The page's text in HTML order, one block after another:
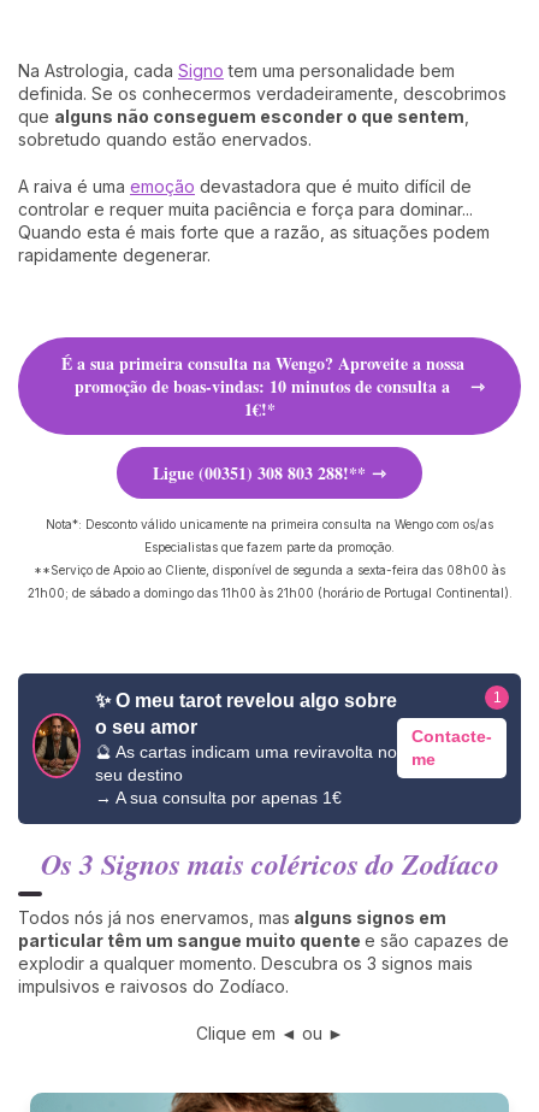
Na Astrologia, cada Signo tem uma personalidade bem
definida. Se os conhecermos verdadeiramente, descobrimos
que alguns não conseguem esconder o que sentem
sobretudo quando estão enervados.
A raiva é uma emoção devastadora que é muito difícil de
controlar e requer muita paciência e força para dominar...
Quando esta é mais forte que a razão, as situações podem
rapidamente degenerar.
É a sua primeira consulta na Wengo? Aproveite a nossa
promoção de boas-vindas: 10 minutos de consulta a
1€!*
Ligue (00351) 308 803 288!**
Nota*: Desconto válido unicamente na primeira consulta na Wengo com os/as
Especialistas que fazem parte da promoção.
**Serviço de Apoio ao Cliente, disponível de segunda a sexta-feira das 08h00 às
21h00; de sábado a domingo das 11h00 às 21h00 (horário de Portugal Continental).
✨ O meu tarot revelou algo sobre
o seu amor
🔮 As cartas indicam uma reviravolta no
seu destino
→ A sua consulta por apenas 1€
Contacte-
me
1
Os 3 Signos mais coléricos do Zodíaco
Todos nós já nos enervamos, mas alguns signos em
particular têm um sangue muito quente e são capazes de
explodir a qualquer momento. Descubra os 3 signos mais
impulsivos e raivosos do Zodíaco.
Clique em ◄ ou ►